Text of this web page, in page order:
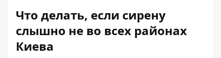
Что делать, если сирену
слышно не во всех районах
Киева